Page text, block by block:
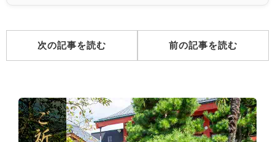
次の記事を読む 前の記事を読む